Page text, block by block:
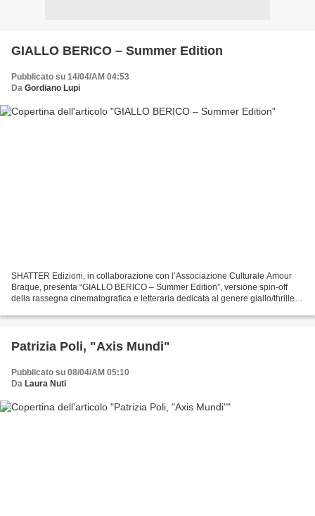
GIALLO BERICO – Summer Edition
Pubblicato su 14/04/AM 04:53
Da Gordiano Lupi
SHATTER Edizioni, in collaborazione con l’Associazione Culturale Amour
Braque, presenta “GIALLO BERICO – Summer Edition”, versione spin-off
della rassegna cinematografica e letteraria dedicata al genere giallo/thriller,
Patrizia Poli, "Axis Mundi"
Pubblicato su 08/04/AM 05:10
Da Laura Nuti